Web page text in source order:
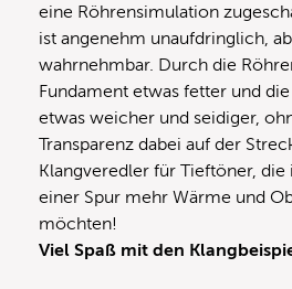
eine Röhrensimulation
ist angenehm unaufdringlich,
wahrnehmbar. Durch die
Fundament etwas fetter und
etwas weicher und seidiger,
Transparenz dabei auf der
Klangveredler für Tieftöner,
einer Spur mehr Wärme und
möchten!
Viel Spaß mit den